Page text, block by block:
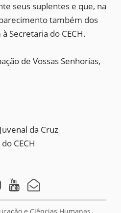
seus suplentes e que, na
também dos
Secretaria do CECH.
de Vossas Senhorias,
da Cruz
CECH